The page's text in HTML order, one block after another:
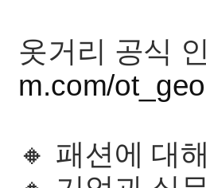
옷거리 공식
m.com/
🔸 패션에 대